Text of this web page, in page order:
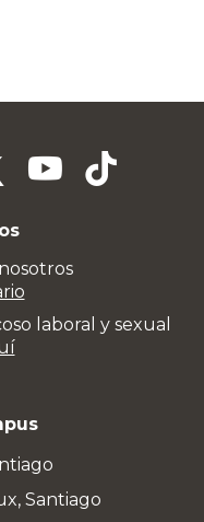
laboral y sexual
Santiago